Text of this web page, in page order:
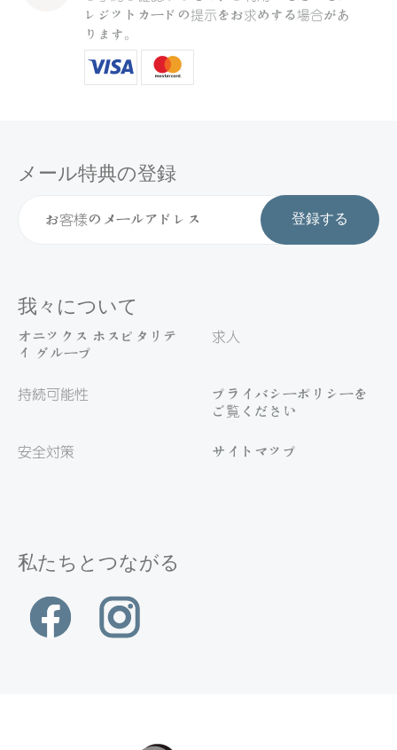
レジットカードの提示をお求めする場合があ
ります。
メール特典の登録
登録する
我々について
オニックス ホスピタリテ
ィ グループ
持続可能性
安全対策
求人
プライバシーポリシーを
ご覧ください
サイトマップ
私たちとつながる